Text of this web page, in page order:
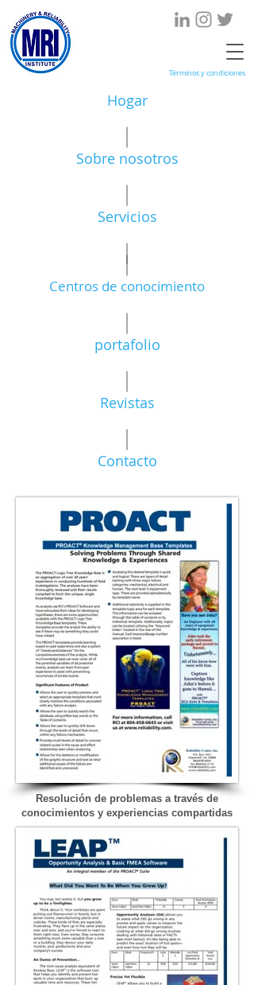
Términos y condiciones
Hogar
Sobre nosotros
Servicios
Centros de conocimiento
portafolio
Revistas
Contacto
Resolución de problemas a través de
conocimientos y experiencias compartidas